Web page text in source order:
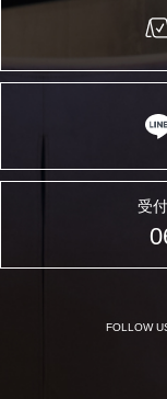
受
FOLLOW